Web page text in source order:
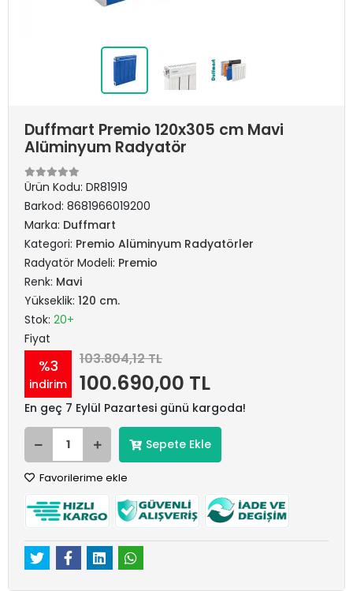
Duffmart Premio 120x305 cm Mavi
Alüminyum Radyatör
Ürün Kodu: DR81919
Barkod: 8681966019200
Marka: Duffmart
Kategori: Premio Alüminyum Radyatörler
Radyatör Modeli: Premio
Renk: Mavi
Yükseklik: 120 cm.
Stok: 20+
Fiyat
%3
indirim
103.804,12 TL
100.690,00 TL
En geç 7 Eylül Pazartesi günü kargoda!
Sepete Ekle
Favorilerime ekle